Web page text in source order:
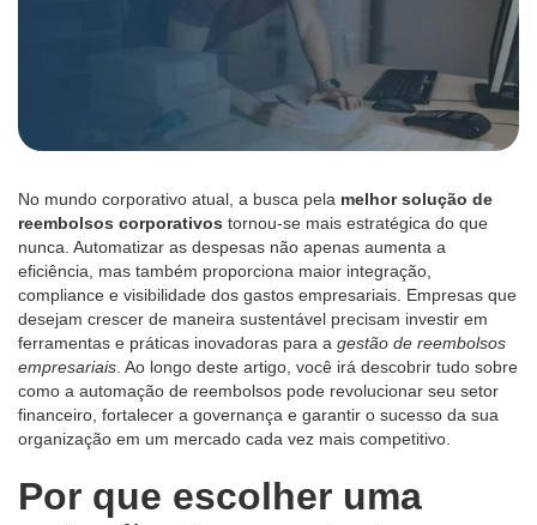
No mundo corporativo atual, a busca pela melhor solução de
reembolsos corporativos tornou-se mais estratégica do que
nunca. Automatizar as despesas não apenas aumenta a
eficiência, mas também proporciona maior integração,
compliance e visibilidade dos gastos empresariais. Empresas que
desejam crescer de maneira sustentável precisam investir em
ferramentas e práticas inovadoras para a gestão de reembolsos
empresariais . Ao longo deste artigo, você irá descobrir tudo sobre
como a automação de reembolsos pode revolucionar seu setor
financeiro, fortalecer a governança e garantir o sucesso da sua
organização em um mercado cada vez mais competitivo.
Por que escolher uma